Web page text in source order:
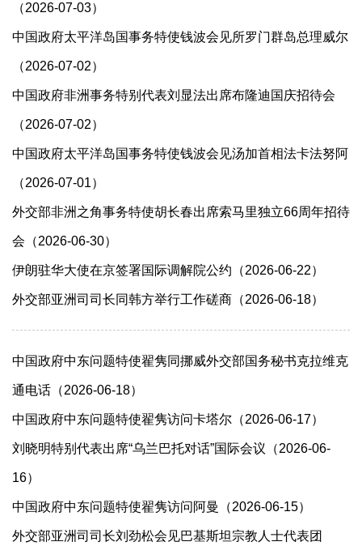
（2026-07-03）
​中国政府太平洋岛国事务特使钱波会见所罗门群岛总理威尔
（2026-07-02）
中国政府非洲事务特别代表刘显法出席布隆迪国庆招待会
（2026-07-02）
中国政府太平洋岛国事务特使钱波会见汤加首相法卡法努阿
（2026-07-01）
外交部非洲之角事务特使胡长春出席索马里独立66周年招待
会（2026-06-30）
伊朗驻华大使在京签署国际调解院公约（2026-06-22）
外交部亚洲司司长同韩方举行工作磋商（2026-06-18）
中国政府中东问题特使翟隽同挪威外交部国务秘书克拉维克
通电话（2026-06-18）
中国政府中东问题特使翟隽访问卡塔尔（2026-06-17）
刘晓明特别代表出席“乌兰巴托对话”国际会议（2026-06-
16）
中国政府中东问题特使翟隽访问阿曼（2026-06-15）
外交部亚洲司司长刘劲松会见巴基斯坦宗教人士代表团